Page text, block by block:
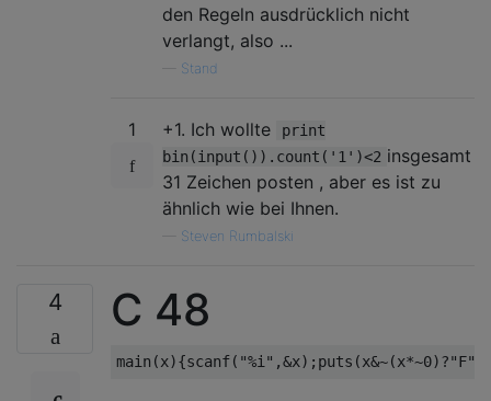
den Regeln ausdrücklich nicht
verlangt, also ...
Stand
1 +1. Ich wollte
print
bin(input()).count('1')<2 insgesamt
31 Zeichen posten , aber es ist zu
ähnlich wie bei Ihnen.
Steven Rumbalski
4 C 48